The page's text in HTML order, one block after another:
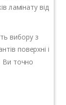
ламінату від
вибору з
поверхні і
Ви точно